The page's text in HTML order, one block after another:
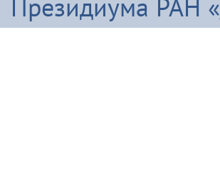
Президиума РАН «